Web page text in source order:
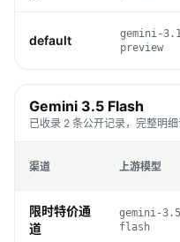
default
gemini-
preview
Gemini 3.5 Flash
已收录 2 条公开记录，完整明细
渠道 上游模型
限时特价通
道
gemini-
flash